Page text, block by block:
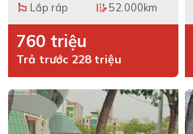
emoji_flags Lắp ráp edit_road52.000km
760 triệu
Trả trước 228 triệu